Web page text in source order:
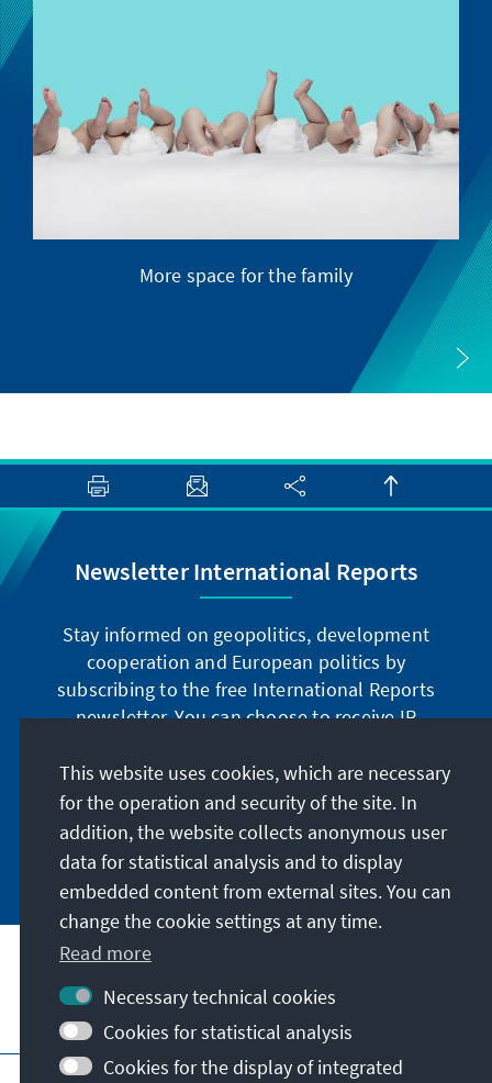
More space for the family
Newsletter International Reports
Stay informed on geopolitics, development
cooperation and European politics by
subscribing to the free International Reports
newsletter. You can choose to receive IR
German or have the print version sent to you in
German or English.
Jetzt abonnieren
Visit also
This website uses cookies, which are necessary
for the operation and security of the site. In
addition, the website collects anonymous user
data for statistical analysis and to display
embedded content from external sites. You can
change the cookie settings at any time.
Read more
Necessary technical cookies
Cookies for statistical analysis
Cookies for the display of integrated